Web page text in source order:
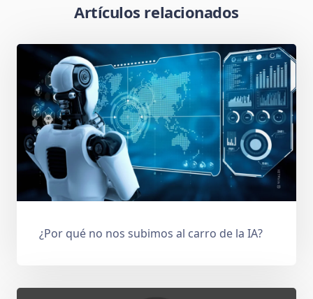
Artículos relacionados
¿Por qué no nos subimos al carro de la IA?